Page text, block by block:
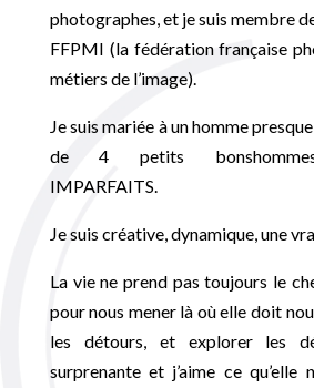
photographes, et je suis membre
FFPMI (la fédération française
métiers de l’image).
Je suis mariée à un homme
de 4 petits
IMPARFAITS.
Je suis créative, dynamique, une
La vie ne prend pas toujours le
pour nous mener là où elle doit
les détours, et explorer les
surprenante et j’aime ce qu’elle